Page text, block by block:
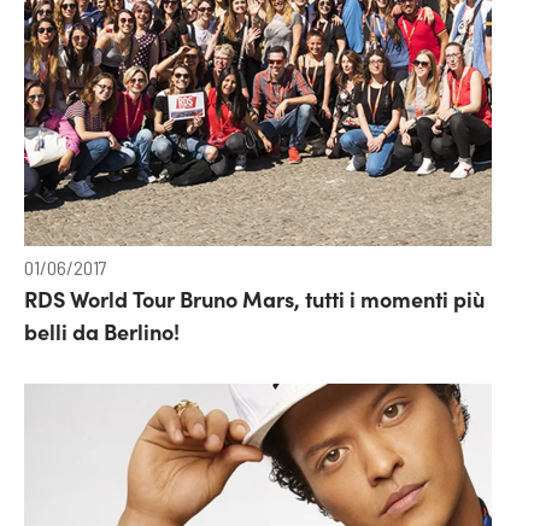
01/06/2017
RDS World Tour Bruno Mars, tutti i momenti più
belli da Berlino!